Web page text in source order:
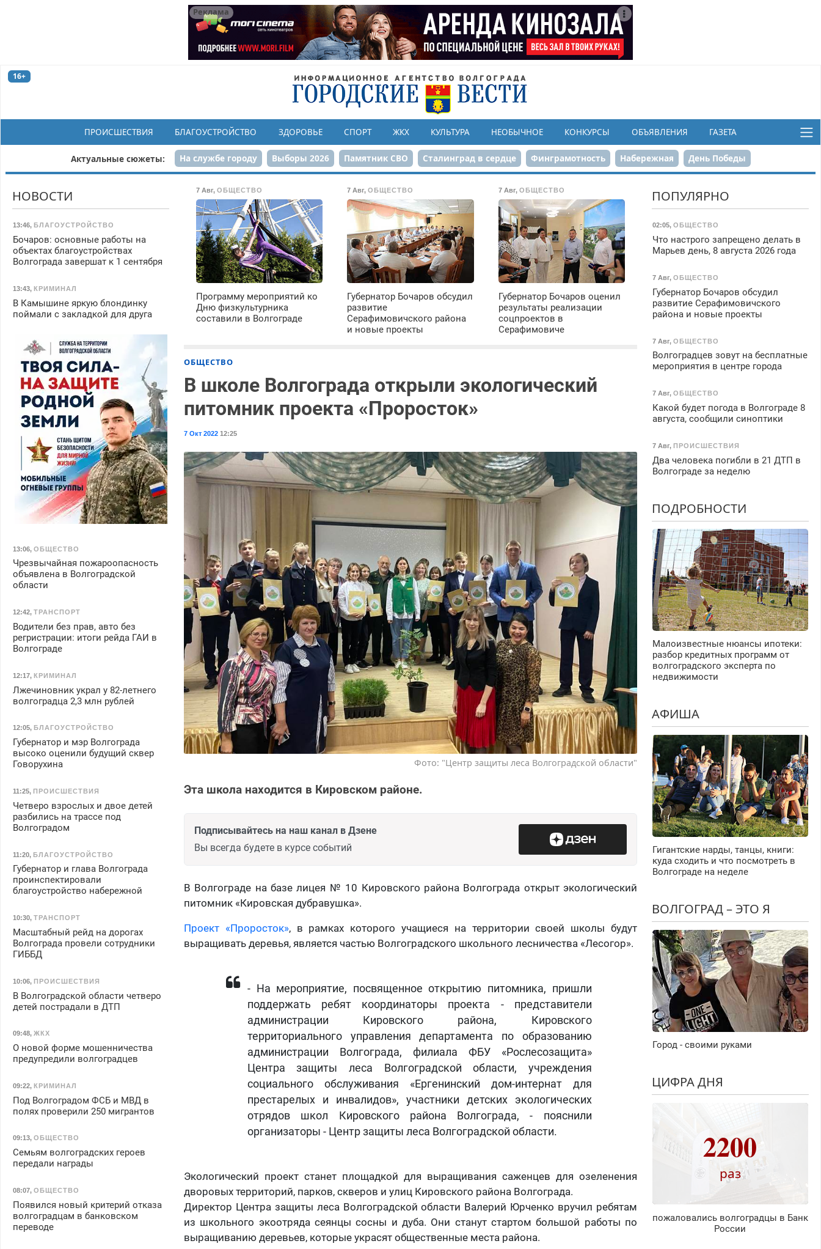
Реклама
16+
ПРОИСШЕСТВИЯ БЛАГОУСТРОЙСТВО ЗДОРОВЬЕ СПОРТ ЖКХ КУЛЬТУРА НЕОБЫЧНОЕ КОНКУРСЫ ОБЪЯВЛЕНИЯ ГАЗЕТА
Актуальные сюжеты: На службе городу Выборы 2026 Памятник СВО Сталинград в сердце Финграмотность Набережная День Победы
Реконструкция ЦПКиО 80-летие Победы Парк Героев-летчиков
7 Авг,ОБЩЕСТВО
Программу мероприятий ко
Дню физкультурника
составили в Волгограде
7 Авг,ОБЩЕСТВО
Губернатор Бочаров обсудил
развитие
Серафимовичского района
и новые проекты
7 Авг, ОБЩЕСТВО
Губернатор Бочаров оценил
результаты реализации
соцпроектов в
Серафимовиче
ОБЩЕСТВО
В школе Волгограда открыли экологический
питомник проекта «Проросток»
7 Окт 2022 12:25
Фото: "Центр защиты леса Волгоградской области"
Эта школа находится в Кировском районе.
Подписывайтесь на наш канал в Дзене
Вы всегда будете в курсе событий
В Волгограде на базе лицея № 10 Кировского района Волгограда открыт экологический
питомник «Кировская дубравушка».
Проект «Проросток», в рамках которого учащиеся на территории своей школы будут
выращивать деревья, является частью Волгоградского школьного лесничества «Лесогор».
- На мероприятие, посвященное открытию питомника, пришли
поддержать ребят координаторы проекта - представители
администрации Кировского района, Кировского
территориального управления департамента по образованию
администрации Волгограда, филиала ФБУ «Рослесозащита»
Центра защиты леса Волгоградской области, учреждения
социального обслуживания «Ергенинский дом-интернат для
престарелых и инвалидов», участники детских экологических
отрядов школ Кировского района Волгограда, - пояснили
организаторы - Центр защиты леса Волгоградской области.
Экологический проект станет площадкой для выращивания саженцев для озеленения
дворовых территорий, парков, скверов и улиц Кировского района Волгограда.
Директор Центра защиты леса Волгоградской области Валерий Юрченко вручил ребятам
из школьного экоотряда сеянцы сосны и дуба. Они станут стартом большой работы по
выращиванию деревьев, которые украсят общественные места района.
НОВОСТИ
13:46, БЛАГОУСТРОЙСТВО
Бочаров: основные работы на
объектах благоустройствах
Волгограда завершат к 1 сентября
13:43, КРИМИНАЛ
В Камышине яркую блондинку
поймали с закладкой для друга
13:06, ОБЩЕСТВО
Чрезвычайная пожароопасность
объявлена в Волгоградской
области
12:42, ТРАНСПОРТ
Водители без прав, авто без
регристрации: итоги рейда ГАИ в
Волгограде
12:17, КРИМИНАЛ
Лжечиновник украл у 82-летнего
волгоградца 2,3 млн рублей
12:05, БЛАГОУСТРОЙСТВО
Губернатор и мэр Волгограда
высоко оценили будущий сквер
Говорухина
11:25, ПРОИСШЕСТВИЯ
Четверо взрослых и двое детей
разбились на трассе под
Волгоградом
11:20, БЛАГОУСТРОЙСТВО
Губернатор и глава Волгограда
проинспектировали
благоустройство набережной
10:30, ТРАНСПОРТ
Масштабный рейд на дорогах
Волгограда провели сотрудники
ГИББД
10:06, ПРОИСШЕСТВИЯ
В Волгоградской области четверо
детей пострадали в ДТП
09:48, ЖКХ
О новой форме мошенничества
предупредили волгоградцев
09:22, КРИМИНАЛ
Под Волгоградом ФСБ и МВД в
полях проверили 250 мигрантов
09:13, ОБЩЕСТВО
Семьям волгоградских героев
передали награды
08:07, ОБЩЕСТВО
Появился новый критерий отказа
волгоградцам в банковском
переводе
ПОПУЛЯРНО
02:05, ОБЩЕСТВО
Что настрого запрещено делать в
Марьев день, 8 августа 2026 года
7 Авг, ОБЩЕСТВО
Губернатор Бочаров обсудил
развитие Серафимовичского
района и новые проекты
7 Авг, ОБЩЕСТВО
Волгоградцев зовут на бесплатные
мероприятия в центре города
7 Авг, ОБЩЕСТВО
Какой будет погода в Волгограде 8
августа, сообщили синоптики
7 Авг, ПРОИСШЕСТВИЯ
Два человека погибли в 21 ДТП в
Волгограде за неделю
ПОДРОБНОСТИ
Малоизвестные нюансы ипотеки:
разбор кредитных программ от
волгоградского эксперта по
недвижимости
АФИША
Гигантские нарды, танцы, книги:
куда сходить и что посмотреть в
Волгограде на неделе
ВОЛГОГРАД – ЭТО Я
Город - своими руками
ЦИФРА ДНЯ
2200
раз
пожаловались волгоградцы в Банк
России